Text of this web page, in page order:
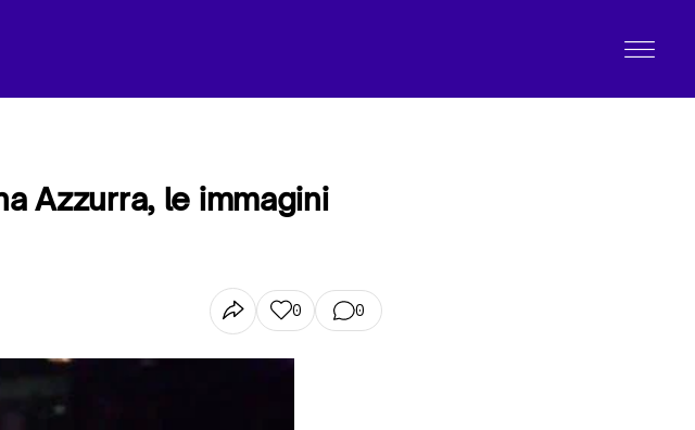
Azzurra, le immagini
0 0